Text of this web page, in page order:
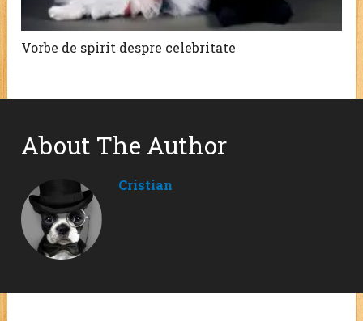
Vorbe de spirit despre celebritate
About The Author
Cristian